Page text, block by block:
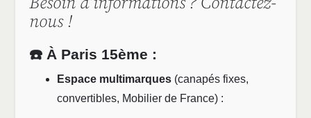
nous !
☎️ À Paris 15ème :
Espace multimarques (canapés fixes,
convertibles, Mobilier de France) :